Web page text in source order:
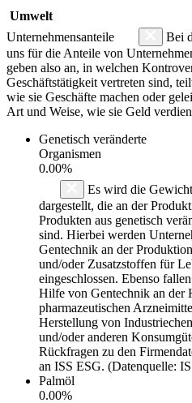
Umwelt
Unternehmensanteile
Bei
uns für die Anteile von
geben also an, in welchen
Geschäftstätigkeit vertreten sind,
wie sie Geschäfte machen oder
Art und Weise, wie sie Geld
Genetisch veränderte
Organismen
0.00%
Es wird die
dargestellt, die an der
Produkten aus genetisch
sind. Hierbei werden
Gentechnik an der
und/oder Zusatzstoffen für
eingeschlossen. Ebenso
Hilfe von Gentechnik an der
pharmazeutischen
Herstellung von
und/oder anderen
Rückfragen zu den
an ISS ESG. (Datenquelle:
Palmöl
0.00%